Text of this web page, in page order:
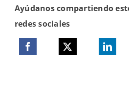
Ayúdanos compartiendo
redes sociales